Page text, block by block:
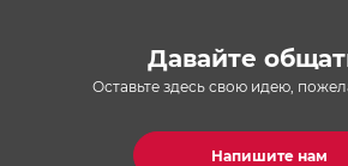
Давайте
Оставьте здесь свою идею,
Напишите нам